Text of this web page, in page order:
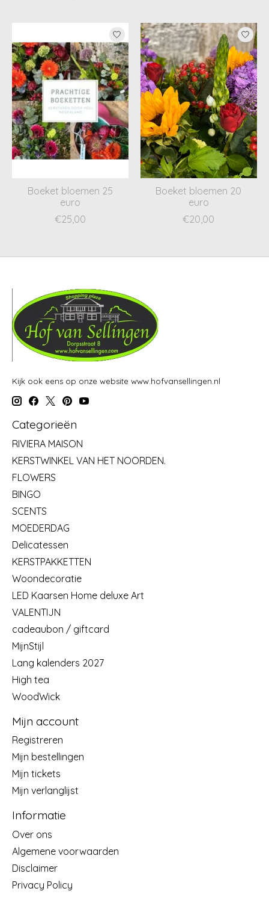
Boeket bloemen 25
euro
€25,00
Boeket bloemen 20
euro
€20,00
Kijk ook eens op onze website www.hofvansellingen.nl
Categorieën
RIVIERA MAISON
KERSTWINKEL VAN HET NOORDEN.
FLOWERS
BINGO
SCENTS
MOEDERDAG
Delicatessen
KERSTPAKKETTEN
Woondecoratie
LED Kaarsen Home deluxe Art
VALENTIJN
cadeaubon / giftcard
MijnStijl
Lang kalenders 2027
High tea
WoodWick
Mijn account
Registreren
Mijn bestellingen
Mijn tickets
Mijn verlanglijst
Informatie
Over ons
Algemene voorwaarden
Disclaimer
Privacy Policy